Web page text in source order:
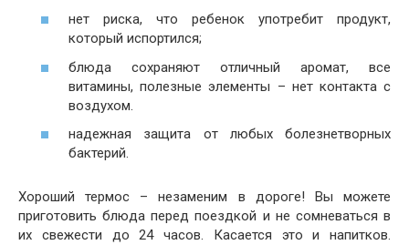
нет риска, что ребенок употребит продукт,
который испортился;
блюда сохраняют отличный аромат, все
витамины, полезные элементы – нет контакта с
воздухом.
надежная защита от любых болезнетворных
бактерий.
Хороший термос – незаменим в дороге! Вы можете
приготовить блюда перед поездкой и не сомневаться в
их свежести до 24 часов. Касается это и напитков.